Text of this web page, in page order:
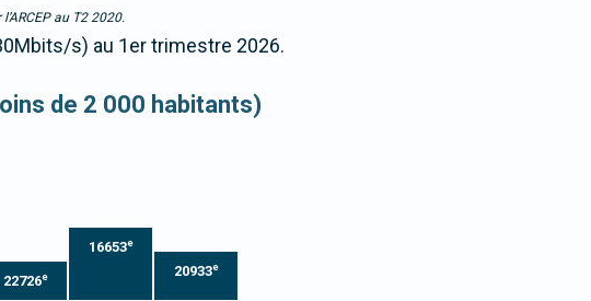
au T2 2020.
s) au 1er trimestre 2026.
de 2 000 habitants)
22726e
16653e
20933e